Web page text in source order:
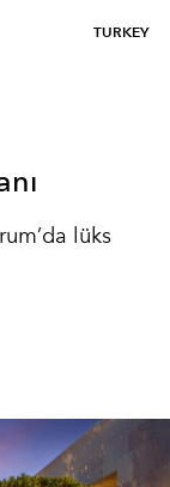
TURKEY
lüks